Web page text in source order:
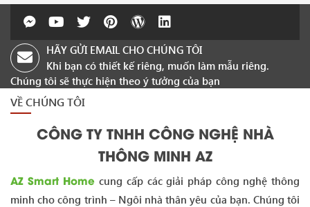
HÃY GỬI EMAIL CHO CHÚNG TÔI
Khi bạn có thiết kế riêng, muốn làm mẫu riêng.
Chúng tôi sẽ thực hiện theo ý tưởng của bạn
VỀ CHÚNG TÔI
CÔNG TY TNHH CÔNG NGHỆ NHÀ
THÔNG MINH AZ
AZ Smart Home cung cấp các giải pháp công nghệ thông
minh cho công trình – Ngôi nhà thân yêu của bạn. Chúng tôi